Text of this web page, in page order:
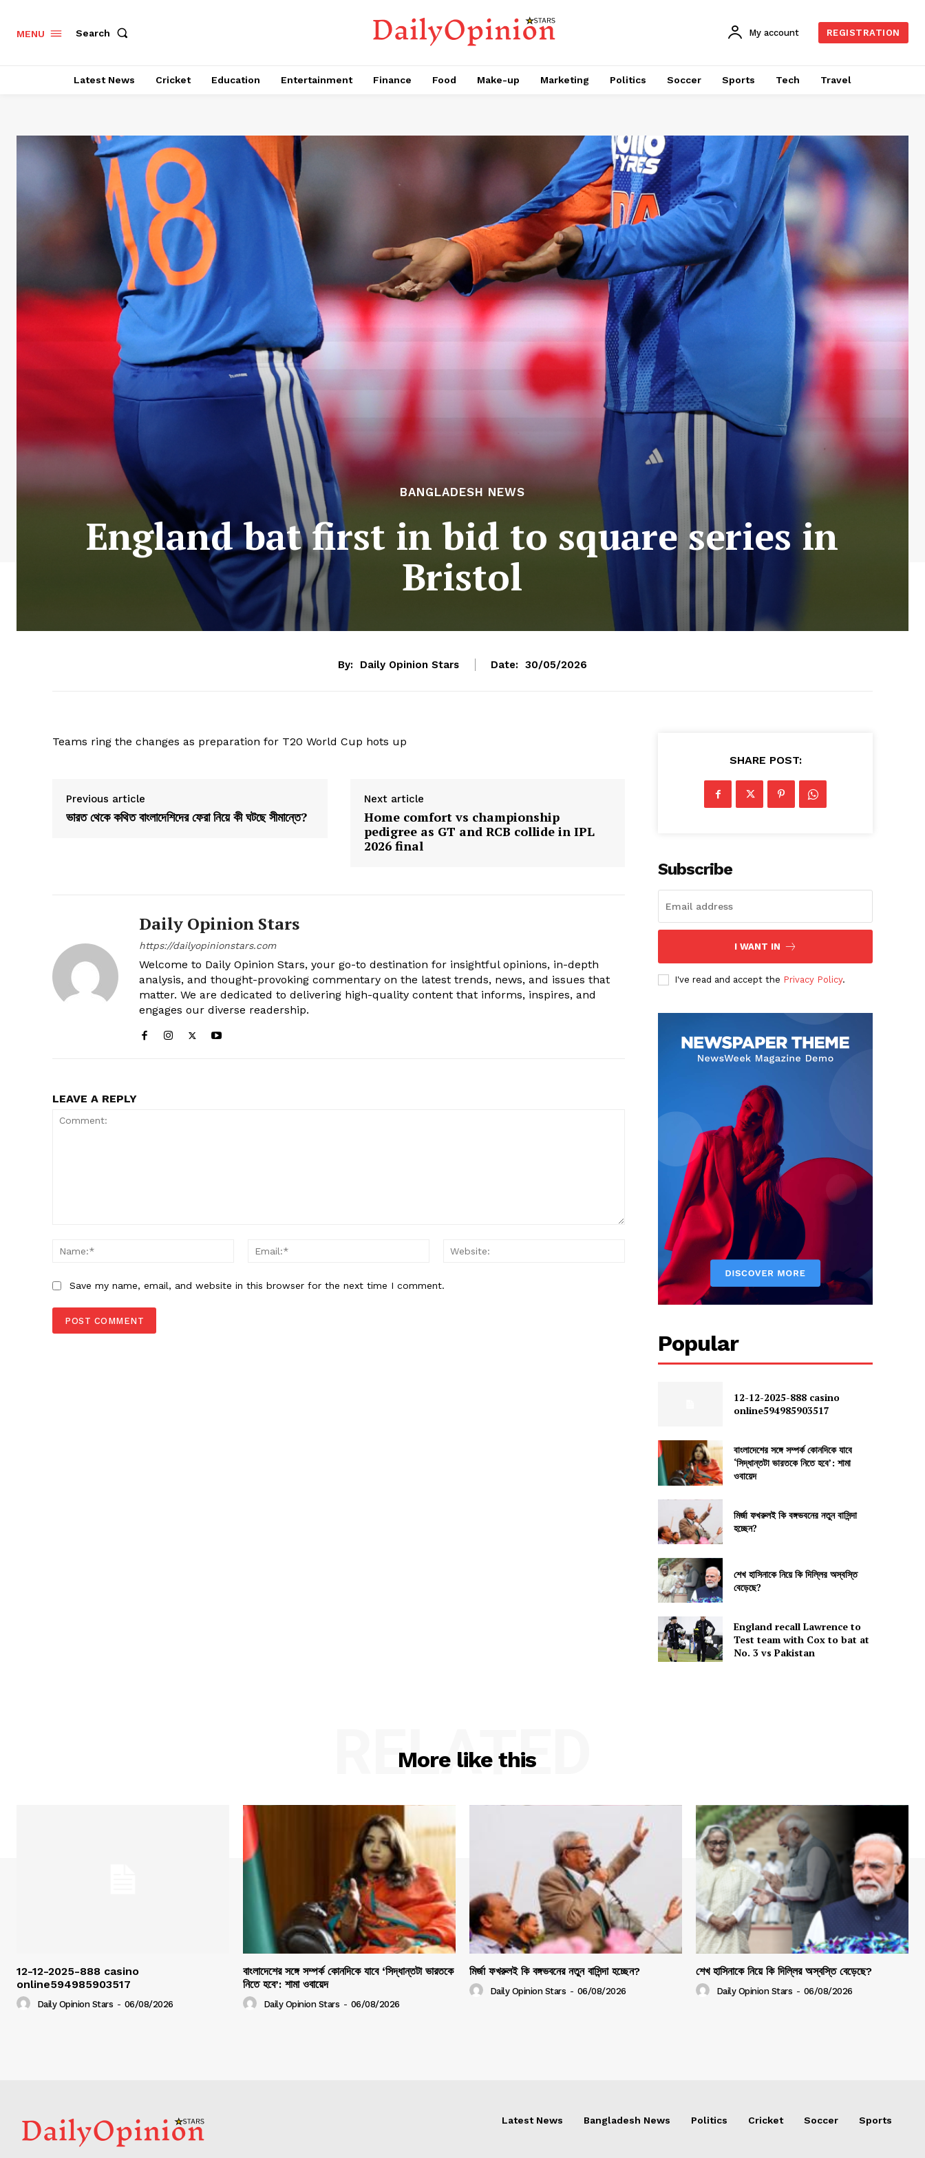
MENU Search My account REGISTRATION
Latest News Cricket Education Entertainment Finance Food Make-up Marketing Politics Soccer Sports Tech Travel
BANGLADESH NEWS
England bat first in bid to square series in
Bristol
By: Daily Opinion Stars Date: 30/05/2026
Teams ring the changes as preparation for T20 World Cup hots up
Previous article
ভারত থেকে কথিত বাংলাদেশিদের ফেরা নিয়ে কী ঘটছে সীমান্তে?
Next article
Home comfort vs championship
pedigree as GT and RCB collide in IPL
2026 final
Daily Opinion Stars
https://dailyopinionstars.com
Welcome to Daily Opinion Stars, your go-to destination for insightful opinions, in-depth
analysis, and thought-provoking commentary on the latest trends, news, and issues that
matter. We are dedicated to delivering high-quality content that informs, inspires, and
engages our diverse readership.
LEAVE A REPLY
Name:*
Email:*
Save my name, email, and website in this browser for the next time I comment.
SHARE POST:
Subscribe
I WANT IN
I've read and accept the Privacy Policy.
Popular
12-12-2025-888 casino
online594985903517
বাংলাদেশের সঙ্গে সম্পর্ক কোনদিকে যাবে
‘সিদ্ধান্তটা ভারতকে নিতে হবে’: শামা
ওবায়েদ
মির্জা ফখরুলই কি বঙ্গভবনের নতুন বাসিন্দা
হচ্ছেন?
শেখ হাসিনাকে নিয়ে কি দিল্লির অস্বস্তি
বেড়েছে?
England recall Lawrence to
Test team with Cox to bat at
No. 3 vs Pakistan
More like this
RELATED
12-12-2025-888 casino
online594985903517
Daily Opinion Stars - 06/08/2026
বাংলাদেশের সঙ্গে সম্পর্ক কোনদিকে যাবে ‘সিদ্ধান্তটা ভারতকে
নিতে হবে’: শামা ওবায়েদ
Daily Opinion Stars - 06/08/2026
মির্জা ফখরুলই কি বঙ্গভবনের নতুন বাসিন্দা হচ্ছেন?
Daily Opinion Stars - 06/08/2026
শেখ হাসিনাকে নিয়ে কি দিল্লির অস্বস্তি বেড়েছে?
Daily Opinion Stars - 06/08/2026
Latest News Bangladesh News Politics Cricket Soccer Sports